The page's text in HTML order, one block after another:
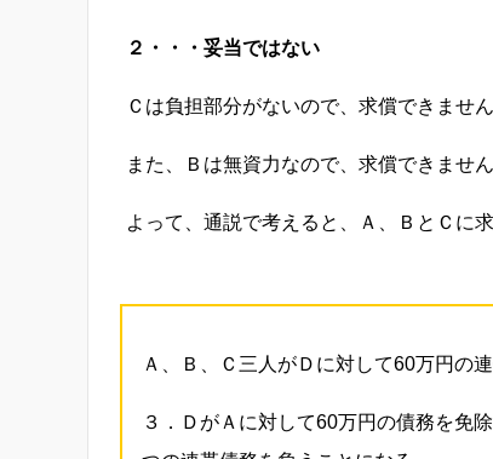
２・・・妥当ではない
Ｃは負担部分がないので、求償できません
また、Ｂは無資力なので、求償できません
よって、通説で考えると、Ａ、ＢとＣに
Ａ、Ｂ、Ｃ三人がＤに対して60万円の
３．ＤがＡに対して60万円の債務を免